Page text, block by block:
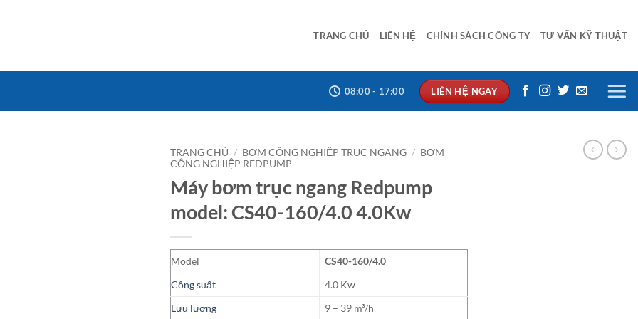
TRANG CHỦ LIÊN HỆ CHÍNH SÁCH CÔNG TY TƯ VẤN KỸ THUẬT
08:00 - 17:00 LIÊN HỆ NGAY
TRANG CHỦ / BƠM CÔNG NGHIỆP TRỤC NGANG / BƠM
CÔNG NGHIỆP REDPUMP
Máy bơm trục ngang Redpump
model: CS40-160/4.0 4.0Kw
Model
CS40-160/4.0
Công suất
4.0 Kw
Lưu lượng
9 – 39 m³/h